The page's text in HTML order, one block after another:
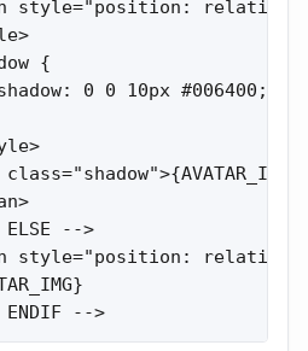
style="position:
{
0 0 10px #006400;
ELSE -->
style="position:
ENDIF -->